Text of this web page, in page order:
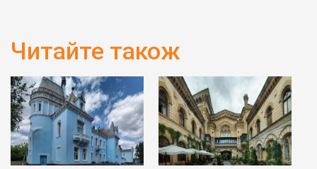
Читайте також